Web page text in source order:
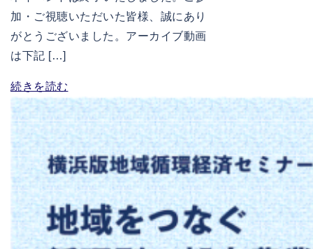
加・ご視聴いただいた皆様、誠にあり
がとうございました。アーカイブ動画
は下記 […]
続きを読む